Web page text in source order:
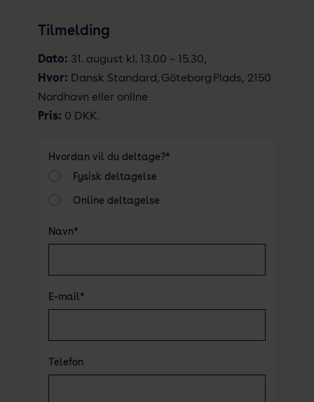
Tilmelding
Dato: 31. august kl. 13.00 – 15.30,
Hvor: Dansk Standard, Göteborg Plads, 2150
Nordhavn eller online
Pris: 0 DKK.
Hvordan vil du deltage?*
Fysisk deltagelse
Online deltagelse
Navn*
E-mail*
Telefon